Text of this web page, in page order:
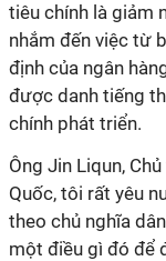
tiêu chính là giảm
nhắm đến việc từ
định của ngân
được danh tiếng
chính phát triển.
Ông Jin Liqun,
Quốc, tôi rất yêu
theo chủ nghĩa
một điều gì đó để